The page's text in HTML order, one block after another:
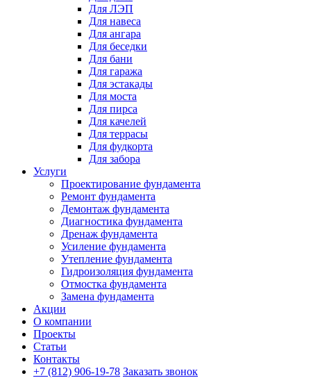
Для ЛЭП
Для навеса
Для ангара
Для беседки
Для бани
Для гаража
Для эстакады
Для моста
Для пирса
Для качелей
Для террасы
Для фудкорта
Для забора
Услуги
Проектирование фундамента
Ремонт фундамента
Демонтаж фундамента
Диагностика фундамента
Дренаж фундамента
Усиление фундамента
Утепление фундамента
Гидроизоляция фундамента
Отмостка фундамента
Замена фундамента
Акции
О компании
Проекты
Статьи
Контакты
+7 (812) 906-19-78 Заказать звонок